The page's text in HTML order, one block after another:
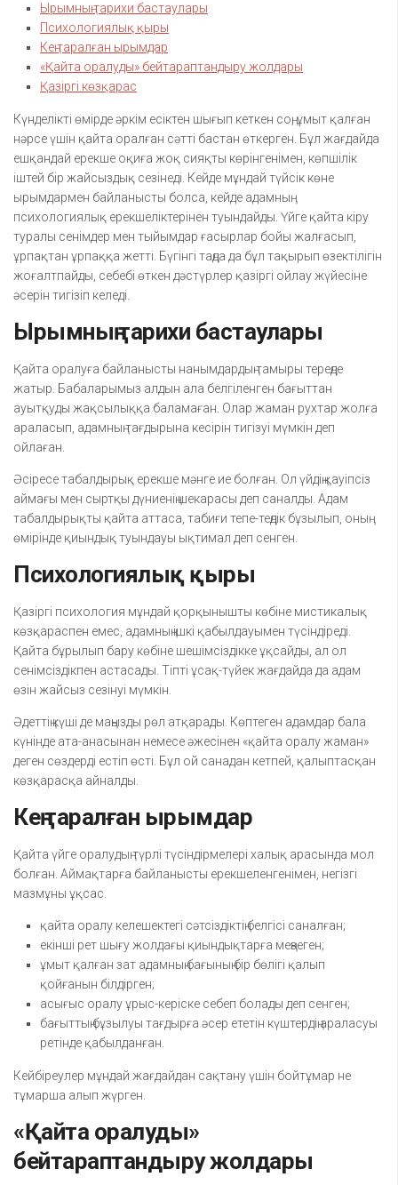
Ырымның тарихи бастаулары
Психологиялық қыры
Кең таралған ырымдар
«Қайта оралуды» бейтараптандыру жолдары
Қазіргі көзқарас
Күнделікті өмірде әркім есіктен шығып кеткен соң, ұмыт қалған
нәрсе үшін қайта оралған сәтті бастан өткерген. Бұл жағдайда
ешқандай ерекше оқиға жоқ сияқты көрінгенімен, көпшілік
іштей бір жайсыздық сезінеді. Кейде мұндай түйсік көне
ырымдармен байланысты болса, кейде адамның
психологиялық ерекшеліктерінен туындайды. Үйге қайта кіру
туралы сенімдер мен тыйымдар ғасырлар бойы жалғасып,
ұрпақтан ұрпаққа жетті. Бүгінгі таңда да бұл тақырып өзектілігін
жоғалтпайды, себебі өткен дәстүрлер қазіргі ойлау жүйесіне
әсерін тигізіп келеді.
Ырымның тарихи бастаулары
Қайта оралуға байланысты нанымдардың тамыры тереңде
жатыр. Бабаларымыз алдын ала белгіленген бағыттан
ауытқуды жақсылыққа баламаған. Олар жаман рухтар жолға
араласып, адамның тағдырына кесірін тигізуі мүмкін деп
ойлаған.
Әсіресе табалдырық ерекше мәнге ие болған. Ол үйдің қауіпсіз
аймағы мен сыртқы дүниенің шекарасы деп саналды. Адам
табалдырықты қайта аттаса, табиғи тепе-теңдік бұзылып, оның
өмірінде қиындық туындауы ықтимал деп сенген.
Психологиялық қыры
Қазіргі психология мұндай қорқынышты көбіне мистикалық
көзқараспен емес, адамның ішкі қабылдауымен түсіндіреді.
Қайта бұрылып бару көбіне шешімсіздікке ұқсайды, ал ол
сенімсіздікпен астасады. Тіпті ұсақ-түйек жағдайда да адам
өзін жайсыз сезінуі мүмкін.
Әдеттің күші де маңызды рөл атқарады. Көптеген адамдар бала
күнінде ата-анасынан немесе әжесінен «қайта оралу жаман»
деген сөздерді естіп өсті. Бұл ой санадан кетпей, қалыптасқан
көзқарасқа айналды.
Кең таралған ырымдар
Қайта үйге оралудың түрлі түсіндірмелері халық арасында мол
болған. Аймақтарға байланысты ерекшеленгенімен, негізгі
мазмұны ұқсас.
қайта оралу келешектегі сәтсіздіктің белгісі саналған;
екінші рет шығу жолдағы қиындықтарға меңзеген;
ұмыт қалған зат адамның бағының бір бөлігі қалып
қойғанын білдірген;
асығыс оралу ұрыс-керіске себеп болады деп сенген;
бағыттың бұзылуы тағдырға әсер ететін күштердің араласуы
ретінде қабылданған.
Кейбіреулер мұндай жағдайдан сақтану үшін бойтұмар не
тұмарша алып жүрген.
«Қайта оралуды»
бейтараптандыру жолдары